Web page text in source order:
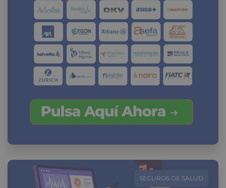
SEGUROS DE SALUD